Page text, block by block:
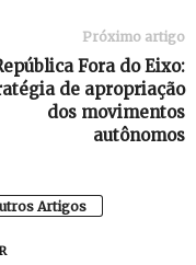
Próximo artigo
Fora do Eixo:
de apropriação
dos movimentos
autônomos
Artigos